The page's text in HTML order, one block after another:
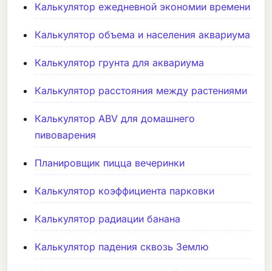
Калькулятор ежедневной экономии времени
Калькулятор объема и населения аквариума
Калькулятор грунта для аквариума
Калькулятор расстояния между растениями
Калькулятор ABV для домашнего
пивоварения
Планировщик пицца вечеринки
Калькулятор коэффициента парковки
Калькулятор радиации банана
Калькулятор падения сквозь Землю